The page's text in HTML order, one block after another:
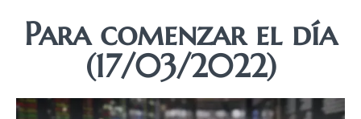
Para comenzar el día
(17/03/2022)